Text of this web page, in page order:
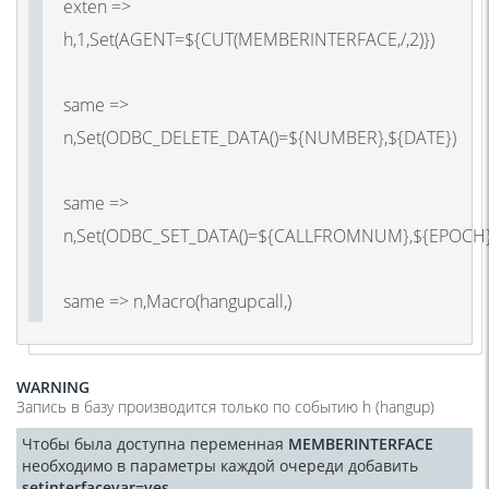
exten =>
h,1,Set(AGENT=${CUT(MEMBERINTERFACE,/,2)})
same =>
n,Set(ODBC_DELETE_DATA()=${NUMBER},${DATE})
same =>
same => n,Macro(hangupcall,)
WARNING
Запись в базу производится только по событию h (hangup)
Чтобы была доступна переменная MEMBERINTERFACE
необходимо в параметры каждой очереди добавить